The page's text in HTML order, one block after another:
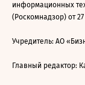
информационных
(Роскомнадзор) от
Учредитель: АО
Главный редактор: